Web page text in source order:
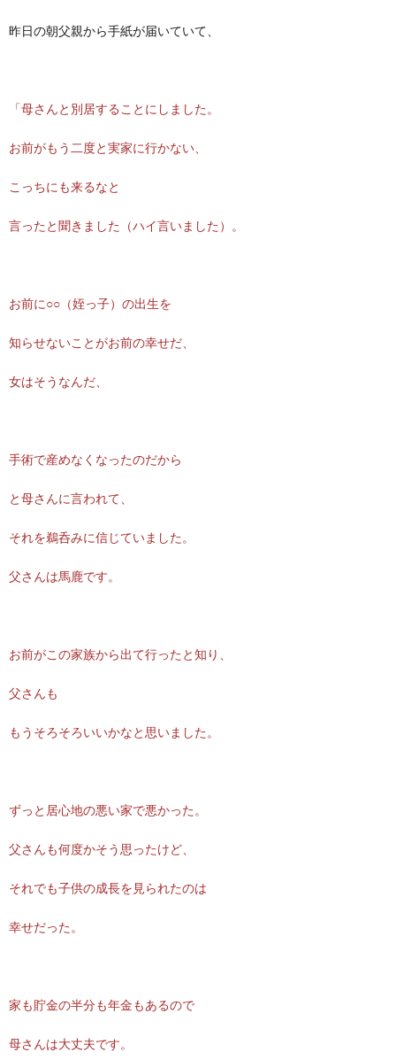
昨日の朝父親から手紙が届いていて、
「母さんと別居することにしました。
お前がもう二度と実家に行かない、
こっちにも来るなと
言ったと聞きました（ハイ言いました）。
お前に○○（姪っ子）の出生を
知らせないことがお前の幸せだ、
女はそうなんだ、
手術で産めなくなったのだから
と母さんに言われて、
それを鵜呑みに信じていました。
父さんは馬鹿です。
お前がこの家族から出て行ったと知り、
父さんも
もうそろそろいいかなと思いました。
ずっと居心地の悪い家で悪かった。
父さんも何度かそう思ったけど、
それでも子供の成長を見られたのは
幸せだった。
家も貯金の半分も年金もあるので
母さんは大丈夫です。